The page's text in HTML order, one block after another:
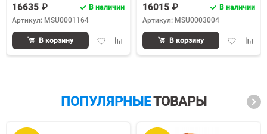
16635 ₽
В наличии
Артикул: MSU0001164
ДобавитьДобавить
В корзину
16015 ₽
В наличии
Артикул: MSU0003004
Добавить
В корзину
ПОПУЛЯРНЫЕТОВАРЫ